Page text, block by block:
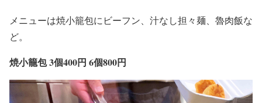
メニューは焼小籠包にビーフン、汁なし担々麺、魯肉飯な
ど。
焼小籠包 3個400円 6個800円